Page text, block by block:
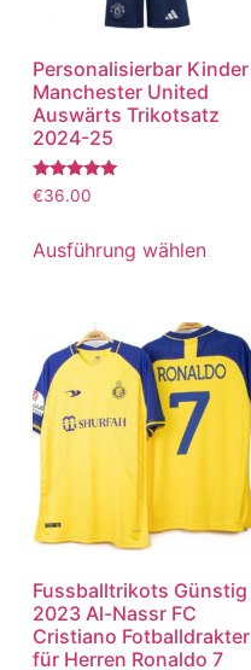
Personalisierbar Kinder
Manchester United
Auswärts Trikotsatz
2024-25
Bewertet
mit
von 5
€36.00
Ausführung wählen
Fussballtrikots Günstig
2023 Al-Nassr FC
Cristiano Fotballdrakter
für Herren Ronaldo 7